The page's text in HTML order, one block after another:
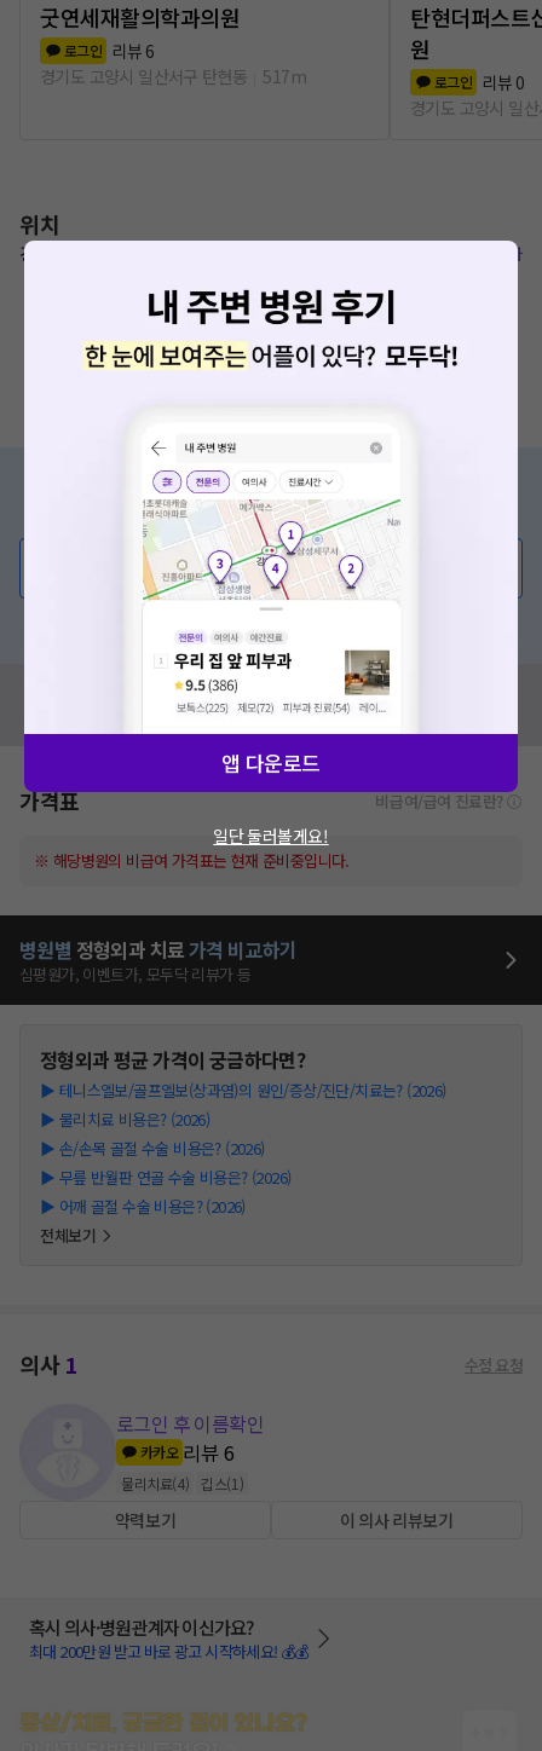
굿연세재활의학과의원
로그인 리뷰 6
경기도 고양시 일산서구 탄현동
517m
탄현더퍼스트
원
로그인 리뷰 0
경기도 고양시 일
위치
경기도 고양시 일산서구 탄중로233번길 25 복사
증상/치료, 궁금한 점이 있나요?
의사가 직접 답해드려요!
💬 무엇이든 물어보세요
혹은, 의료상담 서비스에 다양한 게시글 보러가기
혹시 잘못된 병원정보가 있나요?
모두닥 팀에 알려주세요!
가격표 비급여/급여 진료란?
※ 해당병원의 비급여 가격표는 현재 준비중입니다.
병원별 정형외과 치료가격 비교하기
심평원가, 이벤트가, 모두닥 리뷰가 등
정형외과평균 가격이 궁금하다면?
▶ 테니스엘보/골프엘보(상과염)의 원인/증상/진단/치료는? (2026)
▶ 물리치료 비용은? (2026)
▶ 손/손목 골절 수술 비용은? (2026)
▶ 무릎 반월판 연골 수술 비용은? (2026)
▶ 어깨 골절 수술 비용은? (2026)
전체보기
의사1 수정 요청
로그인 후 이름확인
카카오 리뷰6
물리치료(4) 깁스(1 )
약력보기 이 의사 리뷰보기
혹시 의사·병원관계자 이신가요?
최대 200만원 받고 바로 광고 시작하세요! 💰💰
증상/치료, 궁금한 점이 있나요?
앱 다운로드
일단 둘러볼게요!